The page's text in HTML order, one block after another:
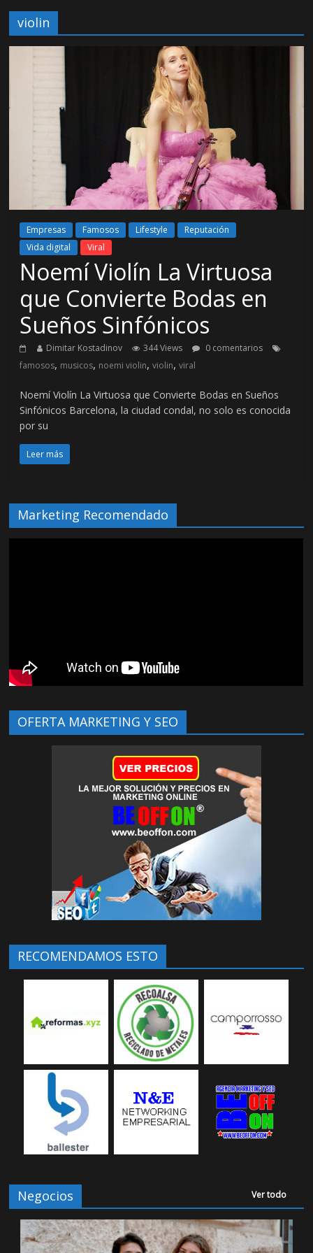
violin
Empresas Famosos Lifestyle
Reputación
Vida digital
Viral
Noemí Violín La Virtuosa
que Convierte Bodas en
Sueños Sinfónicos
Dimitar Kostadinov 344 Views
0 comentarios
famosos, musicos, noemi violin,violin,viral
Noemí Violín La Virtuosa que Convierte Bodas en Sueños
Sinfónicos Barcelona, la ciudad condal, no solo es conocida
por su
Leer más
Marketing Recomendado
OFERTA MARKETING Y SEO
RECOMENDAMOS ESTO
Negocios Ver todo